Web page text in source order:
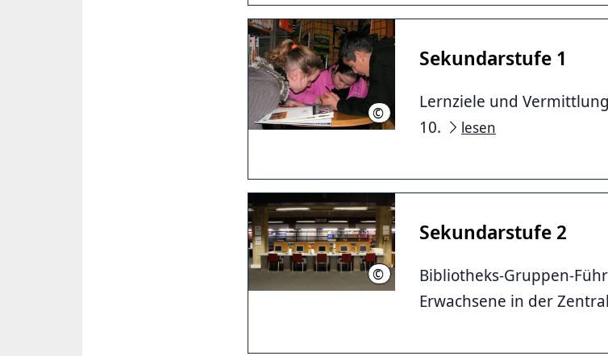
© Stadtbibliothek Hannover
Sekundarstufe 1
Lernziele und
10.
lesen
© LHH Hannnover
Sekundarstufe 2
Bibliotheks-Gruppen-
Erwachsene in der